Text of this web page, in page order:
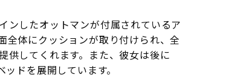
ンしたオットマンが付属されているア
全体にクッションが取り付けられ、全
供してくれます。また、彼女は後に
ドを展開しています。